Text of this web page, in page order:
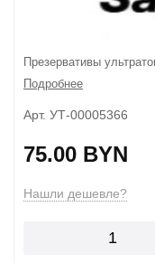
Презервативы
Подробнее
Арт. УТ-00005366
75.00 BYN
Нашли дешевле?